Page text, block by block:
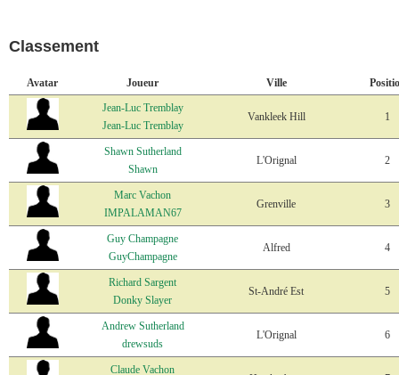
Classement
Avatar Joueur Ville
Jean-Luc Tremblay
Jean-Luc Tremblay
Vankleek Hill 1
Shawn Sutherland
Shawn
L'Orignal 2
Marc Vachon
IMPALAMAN67
Grenville 3
Guy Champagne
GuyChampagne
Alfred 4
Richard Sargent
Donky Slayer
St-André Est 5
Andrew Sutherland
drewsuds
L'Orignal 6
Claude Vachon